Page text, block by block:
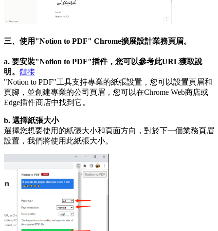
三、使用"Notion to PDF" Chrome擴展設計業務頁眉。
a. 要安裝"Notion to PDF"插件，您可以參考此URL獲取說
明。 鏈接
"Notion to PDF"工具支持專業的紙張設置，您可以設置頁眉和
頁腳，並創建專業的公司頁眉，您可以在Chrome Web商店或
Edge插件商店中找到它。
b. 選擇紙張大小
選擇您想要使用的紙張大小和頁面方向，對於下一個業務頁眉
設置，我們將使用此紙張大小。